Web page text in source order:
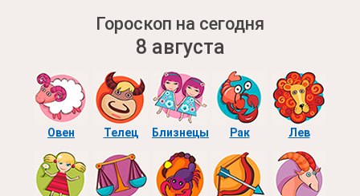
Гороскоп на сегодня
8 августа
Овен Телец Близнецы Рак Лев